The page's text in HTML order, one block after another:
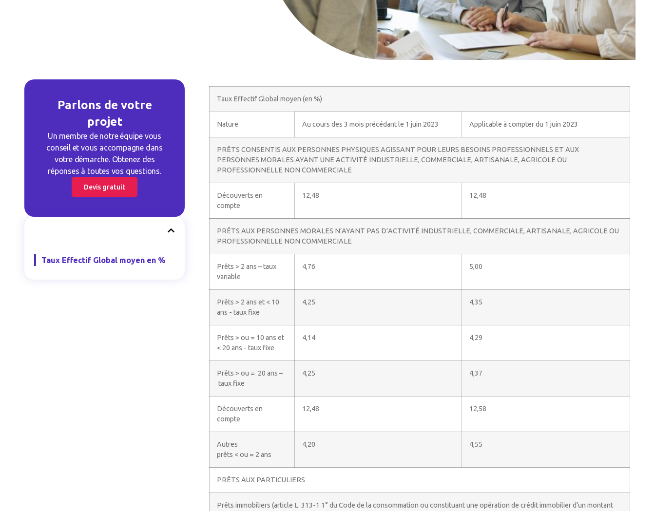
Parlons de votre
projet
Un membre de notre équipe vous
conseil et vous accompagne dans
votre démarche. Obtenez des
réponses à toutes vos questions.
Devis gratuit
Taux Effectif Global moyen en %
Taux Effectif Global moyen (en %)
Nature Au cours des 3 mois précédant le 1 juin 2023 Applicable à compter du 1 juin 2023
PRÊTS CONSENTIS AUX PERSONNES PHYSIQUES AGISSANT POUR LEURS BESOINS PROFESSIONNELS ET AUX
PERSONNES MORALES AYANT UNE ACTIVITÉ INDUSTRIELLE, COMMERCIALE, ARTISANALE, AGRICOLE OU
PROFESSIONNELLE NON COMMERCIALE
Découverts en
compte
12,48 12,48
PRÊTS AUX PERSONNES MORALES N’AYANT PAS D’ACTIVITÉ INDUSTRIELLE, COMMERCIALE, ARTISANALE, AGRICOLE OU
PROFESSIONNELLE NON COMMERCIALE
Prêts > 2 ans – taux
variable
4,76 5,00
Prêts > 2 ans et < 10
ans - taux fixe
4,25 4,35
Prêts > ou = 10 ans et
< 20 ans - taux fixe
4,14 4,29
Prêts > ou = 20 ans –
taux fixe
4,25 4,37
Découverts en
compte
12,48 12,58
Autres
prêts < ou = 2 ans
4,20 4,55
PRÊTS AUX PARTICULIERS
Prêts immobiliers (article L. 313-1 1° du Code de la consommation ou constituant une opération de crédit immobilier d’un montant